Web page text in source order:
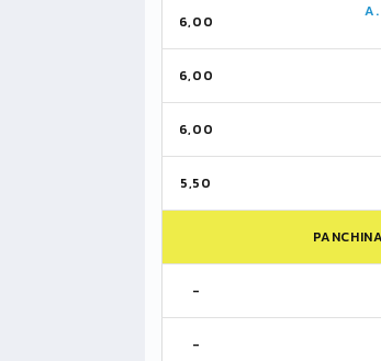
6,00
6,00
6,00
5,50
PANCHINA
-
-